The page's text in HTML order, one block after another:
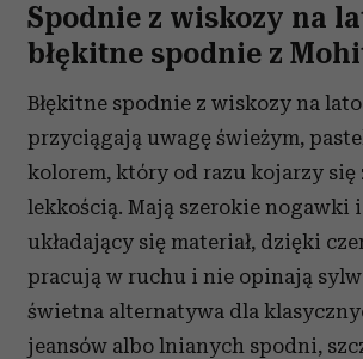
Spodnie z wiskozy na
błękitne spodnie z
Błękitne spodnie z wiskozy na
przyciągają uwagę świeżym,
kolorem, który od razu kojarzy się
lekkością. Mają szerokie nogawki
układający się materiał, dzięki
pracują w ruchu i nie opinają
świetna alternatywa dla
jeansów albo lnianych spodni,